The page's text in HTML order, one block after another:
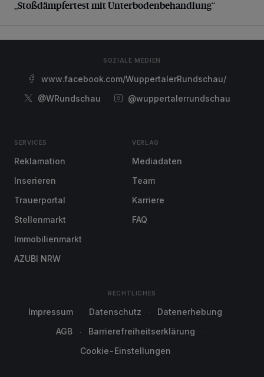
„Stoßdämpfertest mit Unterbodenbehandlung“
SOZIALE MEDIEN
www.facebook.com/WuppertalerRundschau/
@WRundschau
@wuppertalerrundschau
SERVICES
Reklamation
Inserieren
Trauerportal
Stellenmarkt
Immobilienmarkt
AZUBI NRW
VERLAG
Mediadaten
Team
Karriere
FAQ
RECHTLICHES
Impressum Datenschutz
Datenerhebung
AGB
Barrierefreiheitserklärung
Cookie-Einstellungen